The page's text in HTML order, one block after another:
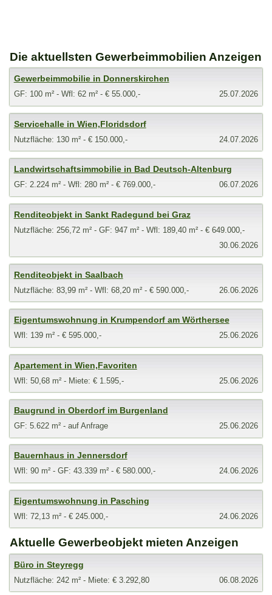
Die aktuellsten Gewerbeimmobilien Anzeigen
Gewerbeimmobilie in Donnerskirchen
GF: 100 m² - Wfl: 62 m² - € 55.000,- 25.07.2026
Servicehalle in Wien,Floridsdorf
Nutzfläche: 130 m² - € 150.000,- 24.07.2026
Landwirtschaftsimmobilie in Bad Deutsch-Altenburg
GF: 2.224 m² - Wfl: 280 m² - € 769.000,- 06.07.2026
Renditeobjekt in Sankt Radegund bei Graz
Nutzfläche: 256,72 m² - GF: 947 m² - Wfl: 189,40 m² - € 649.000,-
30.06.2026
Renditeobjekt in Saalbach
Nutzfläche: 83,99 m² - Wfl: 68,20 m² - € 590.000,- 26.06.2026
Eigentumswohnung in Krumpendorf am Wörthersee
Wfl: 139 m² - € 595.000,- 25.06.2026
Apartement in Wien,Favoriten
Wfl: 50,68 m² - Miete: € 1.595,- 25.06.2026
Baugrund in Oberdorf im Burgenland
GF: 5.622 m² - auf Anfrage 25.06.2026
Bauernhaus in Jennersdorf
Wfl: 90 m² - GF: 43.339 m² - € 580.000,- 24.06.2026
Eigentumswohnung in Pasching
Wfl: 72,13 m² - € 245.000,- 24.06.2026
Aktuelle Gewerbeobjekt mieten Anzeigen
Büro in Steyregg
Nutzfläche: 242 m² - Miete: € 3.292,80 06.08.2026